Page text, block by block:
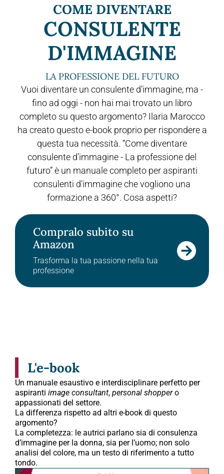
COME DIVENTARE
CONSULENTE
D'IMMAGINE
LA PROFESSIONE DEL FUTURO
Vuoi diventare un consulente d’immagine, ma -
fino ad oggi - non hai mai trovato un libro
completo su questo argomento? Ilaria Marocco
ha creato questo e-book proprio per rispondere a
questa tua necessità. “Come diventare
consulente d’immagine - La professione del
futuro” è un manuale completo per aspiranti
consulenti d’immagine che vogliono una
formazione a 360°. Cosa aspetti?
Compralo subito su
Amazon
Trasforma la tua passione nella tua
professione
L'e-book
Un manuale esaustivo e interdisciplinare perfetto per
aspiranti image consultant, personal shoppero
appassionati del settore.
La differenza rispetto ad altri e-book di questo
argomento?
La completezza: le autrici parlano sia di consulenza
d’immagine per la donna, sia per l’uomo; non solo
analisi del colore, ma un testo di riferimento a tutto
tondo.